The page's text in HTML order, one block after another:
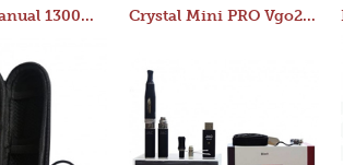
JAC 510 Manual 1300mAh Starter Kit Crystal Mini PRO Vgo2 Manual 400mAh Kit